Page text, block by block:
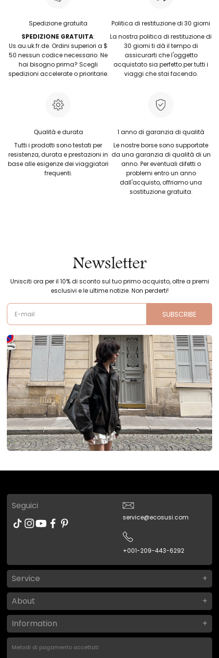
Spedizione gratuita
SPEDIZIONE GRATUITA:
Us.au.uk.fr.de. Ordini superiori a $
50 nessun codice necessario. Ne
hai bisogno prima? Scegli
spedizioni accelerate o prioritarie.
Politica di restituzione di 30 giorni
La nostra politica di restituzione di
30 giorni ti dà il tempo di
assicurarti che l'oggetto
acquistato sia perfetto per tutti i
viaggi che stai facendo.
Qualità e durata
Tutti i prodotti sono testati per
resistenza, durata e prestazioni in
base alle esigenze dei viaggiatori
frequenti.
1 anno di garanzia di qualità
Le nostre borse sono supportate
da una garanzia di qualità di un
anno. Per eventuali difetti o
problemi entro un anno
dall'acquisto, offriamo una
sostituzione gratuita.
Newsletter
Unisciti ora per il 10% di sconto sul tuo primo acquisto, oltre a premi
esclusivi e le ultime notizie. Non perderti!
E-mail SUBSCRIBE
Seguici
service@ecosusi.com
+001-209-443-6292
Service
About
Information
Metodi di pagamento accettati